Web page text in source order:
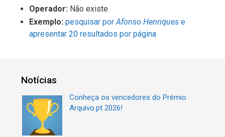
Operador: Não existe.
Exemplo: pesquisar porAfonso Henriques e
apresentar 20 resultados por página
Notícias
Conheça os vencedores do Prémio
Arquivo.pt 2026!